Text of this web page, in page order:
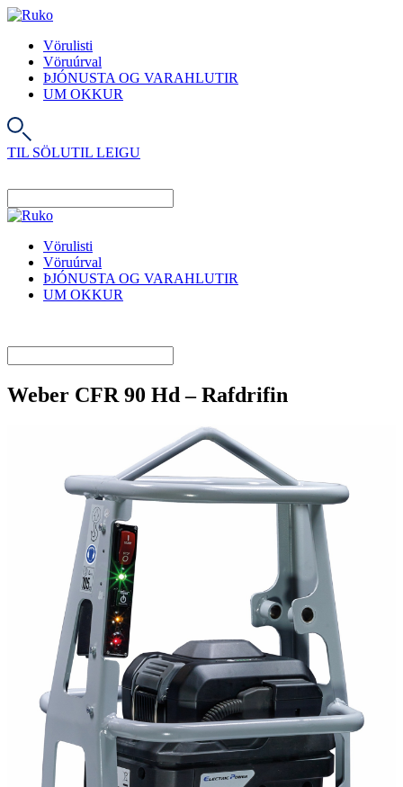
Vörulisti
Vöruúrval
ÞJÓNUSTA OG VARAHLUTIR
UM OKKUR
TIL SÖLUTIL LEIGU
Vörulisti
Vöruúrval
ÞJÓNUSTA OG VARAHLUTIR
UM OKKUR
Weber CFR 90 Hd – Rafdrifin